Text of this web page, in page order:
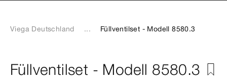
Viega Deutschland ... Füllventilset - Modell 8580.3
Füllventilset - Modell 8580.3